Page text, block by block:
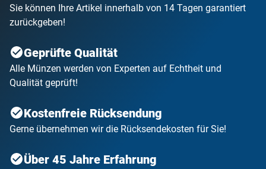
Sie können Ihre Artikel innerhalb von 14 Tagen garantiert
zurückgeben!
Geprüfte Qualität
Alle Münzen werden von Experten auf Echtheit und
Qualität geprüft!
Kostenfreie Rücksendung
Gerne übernehmen wir die Rücksendekosten für Sie!
Über 45 Jahre Erfahrung